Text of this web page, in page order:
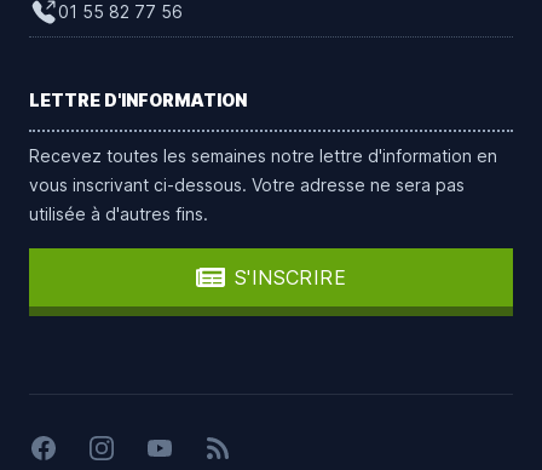
01 55 82 77 56
LETTRE D'INFORMATION
Recevez toutes les semaines notre lettre d'information en
vous inscrivant ci-dessous. Votre adresse ne sera pas
utilisée à d'autres fins.
S'INSCRIRE
FacebookInstagramYouTubeFlux RSS